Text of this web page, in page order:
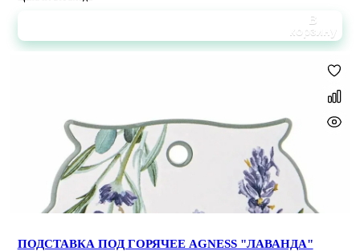
В
корзину
ПОДСТАВКА ПОД ГОРЯЧЕЕ AGNESS "ЛАВАНДА"